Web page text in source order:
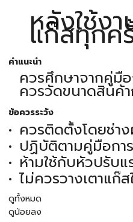
หลังใช้ง
แก๊สทุกค
คำแนะนำ
ควรศึกษาจากคู่มือ
ควรวัดขนาดสินค้
ข้อควรระวัง
ควรติดตั้งโดยช่า
ปฏิบัติตามคู่มือกา
ห้ามใช้กับหัวปรับ
ไม่ควรวางเตาแก๊
ดูทั้งหมด
ดูน้อยลง